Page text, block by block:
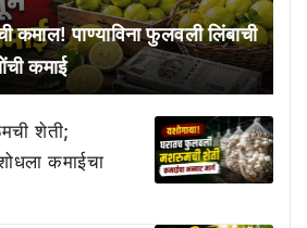
कमाल! पाण्याविना फुलवली लिंबाची
कमाई
शेती;
कमाईचा